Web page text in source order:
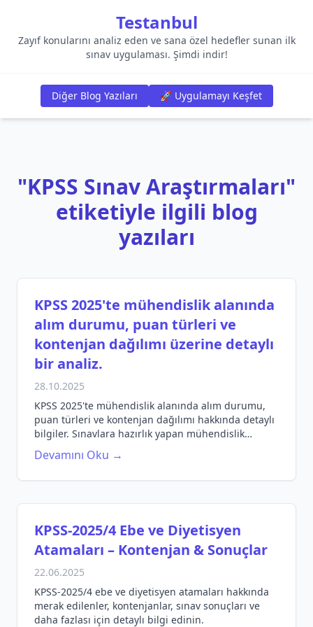
Testanbul
Zayıf konularını analiz eden ve sana özel hedefler sunan ilk
sınav uygulaması. Şimdi indir!
Diğer Blog Yazıları 🚀 Uygulamayı Keşfet
"KPSS Sınav Araştırmaları"
etiketiyle ilgili blog
yazıları
KPSS 2025'te mühendislik alanında
alım durumu, puan türleri ve
kontenjan dağılımı üzerine detaylı
bir analiz.
28.10.2025
KPSS 2025'te mühendislik alanında alım durumu,
puan türleri ve kontenjan dağılımı hakkında detaylı
bilgiler. Sınavlara hazırlık yapan mühendislik
öğrencileri için rehber niteliğinde bir yazı.
Devamını Oku →
KPSS‑2025/4 Ebe ve Diyetisyen
Atamaları – Kontenjan & Sonuçlar
22.06.2025
KPSS-2025/4 ebe ve diyetisyen atamaları hakkında
merak edilenler, kontenjanlar, sınav sonuçları ve
daha fazlası için detaylı bilgi edinin.